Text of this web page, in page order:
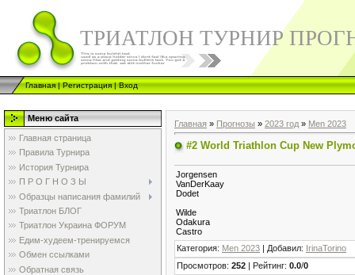
ТРИАТЛОН ТУРНИР
Главная|Регистрация|Вход
Меню сайта
Главная страница
Правила Турнира
История Турнира
П Р О Г Н О З Ы
Образцы написания фамилий
Триатлон БЛОГ
Триатлон Украина ФОРУМ
Едим-худеем-тренируемся
Обмен ссылками
Обратная связь
Главная » Прогнозы » 2023 год » Men 2023
#2 World Triathlon Cup New
Jorgensen
VanDerKaay
Dodet
Wilde
Odakura
Castro
Категория: Men 2023 | Добавил: IrinaTorino
Просмотров: 252 | Рейтинг: 0.0/0